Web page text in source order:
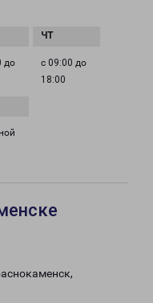
до
с 09:00 до
18:00